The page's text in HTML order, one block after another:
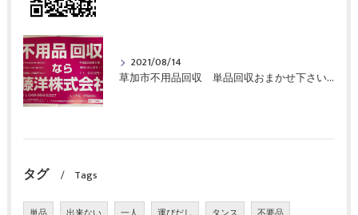
2021/08/14
草加市不用品回収 単品回収おまかせ下さい！
タグ Tags